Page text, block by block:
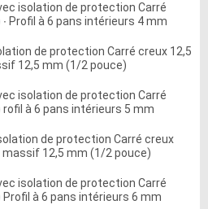
isolation de protection Carré
Profil à 6 pans intérieurs 4 mm
de protection Carré creux 12,5
12,5 mm (1/2 pouce)
isolation de protection Carré
à 6 pans intérieurs 5 mm
de protection Carré creux
12,5 mm (1/2 pouce)
isolation de protection Carré
à 6 pans intérieurs 6 mm